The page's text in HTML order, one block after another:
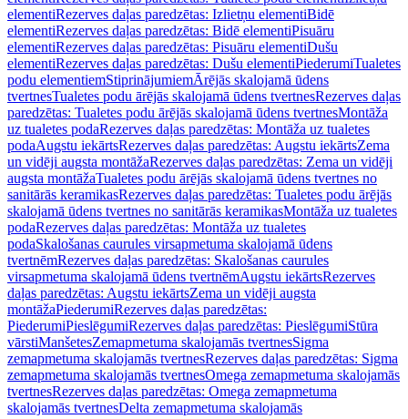
elementiRezerves daļas paredzētas: Izlietņu elementiBidē
elementiRezerves daļas paredzētas: Bidē elementiPisuāru
elementiRezerves daļas paredzētas: Pisuāru elementiDušu
elementiRezerves daļas paredzētas: Dušu elementiPiederumiTualetes
podu elementiemStiprinājumiemĀrējās skalojamā ūdens
tvertnesTualetes podu ārējās skalojamā ūdens tvertnesRezerves daļas
paredzētas: Tualetes podu ārējās skalojamā ūdens tvertnesMontāža
uz tualetes podaRezerves daļas paredzētas: Montāža uz tualetes
podaAugstu iekārtsRezerves daļas paredzētas: Augstu iekārtsZema
un vidēji augsta montāžaRezerves daļas paredzētas: Zema un vidēji
augsta montāžaTualetes podu ārējās skalojamā ūdens tvertnes no
sanitārās keramikasRezerves daļas paredzētas: Tualetes podu ārējās
skalojamā ūdens tvertnes no sanitārās keramikasMontāža uz tualetes
podaRezerves daļas paredzētas: Montāža uz tualetes
podaSkalošanas caurules virsapmetuma skalojamā ūdens
tvertnēmRezerves daļas paredzētas: Skalošanas caurules
virsapmetuma skalojamā ūdens tvertnēmAugstu iekārtsRezerves
daļas paredzētas: Augstu iekārtsZema un vidēji augsta
montāžaPiederumiRezerves daļas paredzētas:
PiederumiPieslēgumiRezerves daļas paredzētas: PieslēgumiStūra
vārstiManšetesZemapmetuma skalojamās tvertnesSigma
zemapmetuma skalojamās tvertnesRezerves daļas paredzētas: Sigma
zemapmetuma skalojamās tvertnesOmega zemapmetuma skalojamās
tvertnesRezerves daļas paredzētas: Omega zemapmetuma
skalojamās tvertnesDelta zemapmetuma skalojamās